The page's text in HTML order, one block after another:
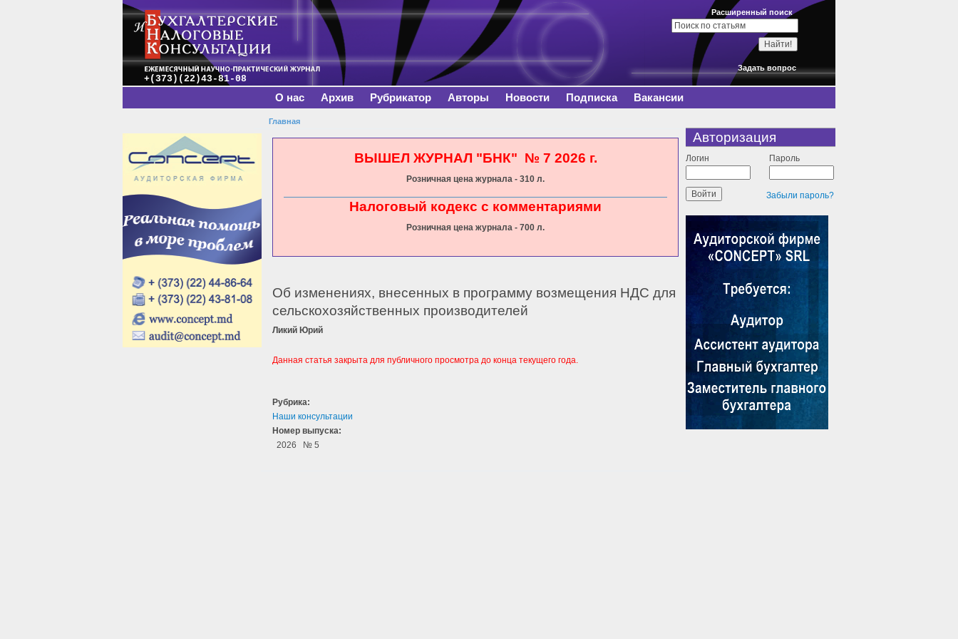
содержанию
+(373)(22)43-81-08
Расширенный поиск
Задать вопрос
Главное меню
О нас Архив Рубрикатор Авторы Новости Подписка Вакансии
Вы здесь
Главная
ВЫШЕЛ ЖУРНАЛ "БНК" № 7 2026 г.
Розничная цена журнала - 310 л.
Налоговый кодекс с комментариями
Розничная цена журнала - 700 л.
Об изменениях, внесенных в программу возмещения НДС для
сельскохозяйственных производителей
Ликий Юрий
Данная статья закрыта для публичного просмотра до конца текущего года.
Рубрика:
Наши консультации
Номер выпуска:
2026
№ 5
Авторизация
Логин Пароль
Забыли пароль?